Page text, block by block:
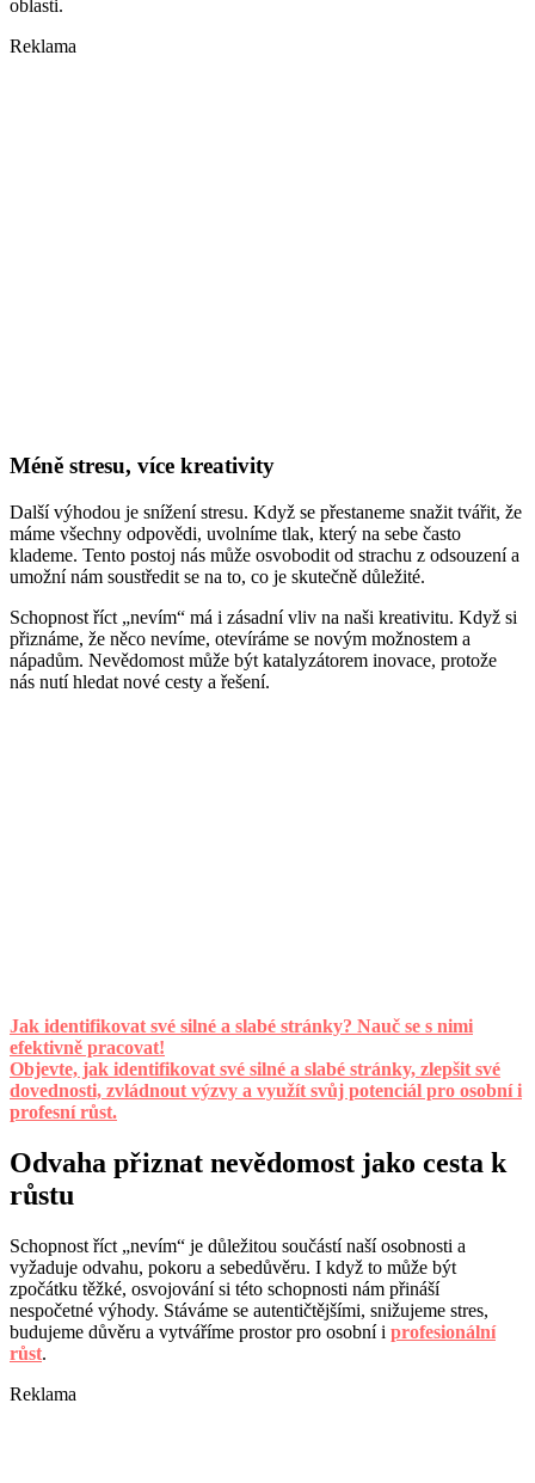
oblasti.
Reklama
Méně stresu, více kreativity
Další výhodou je snížení stresu. Když se přestaneme snažit tvářit, že
máme všechny odpovědi, uvolníme tlak, který na sebe často
klademe. Tento postoj nás může osvobodit od strachu z odsouzení a
umožní nám soustředit se na to, co je skutečně důležité.
Schopnost říct „nevím“ má i zásadní vliv na naši kreativitu. Když si
přiznáme, že něco nevíme, otevíráme se novým možnostem a
nápadům. Nevědomost může být katalyzátorem inovace, protože
nás nutí hledat nové cesty a řešení.
Jak identifikovat své silné a slabé stránky? Nauč se s nimi
efektivně pracovat!
Objevte, jak identifikovat své silné a slabé stránky, zlepšit své
dovednosti, zvládnout výzvy a využít svůj potenciál pro osobní i
profesní růst.
Odvaha přiznat nevědomost jako cesta k
růstu
Schopnost říct „nevím“ je důležitou součástí naší osobnosti a
vyžaduje odvahu, pokoru a sebedůvěru. I když to může být
zpočátku těžké, osvojování si této schopnosti nám přináší
nespočetné výhody. Stáváme se autentičtějšími, snižujeme stres,
budujeme důvěru a vytváříme prostor pro osobní i profesionální
růst.
Reklama